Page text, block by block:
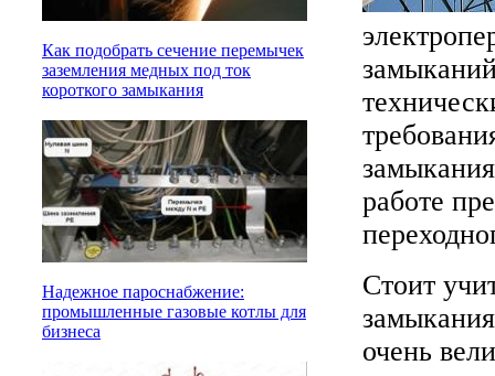
Как подобрать сечение перемычек
заземления медных под ток
короткого замыкания
Надежное пароснабжение:
промышленные газовые котлы для
бизнеса
работе
Стоит
очень